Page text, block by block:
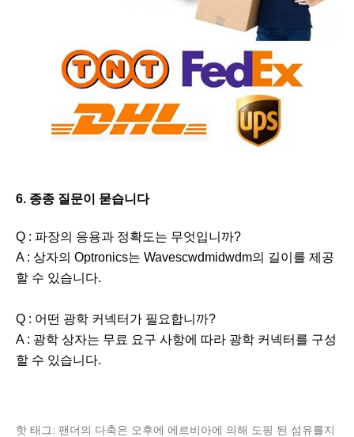
6. 종종 질문이 묻습니다
Q : 파장의 응용과 정확도는 무엇입니까?
A : 상자의 Optronics는 Wavescwdmidwdm의 길이를 제공
할 수 있습니다.
Q : 어떤 광학 커넥터가 필요합니까?
A : 광학 상자는 무료 요구 사항에 따라 광학 커넥터를 구성
할 수 있습니다.
핫 태그: 팬더의 다축은 오후에 에르비아에 의해 도핑 된 섬유를지